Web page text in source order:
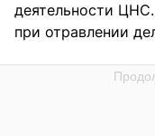
деятельности
при отравлении